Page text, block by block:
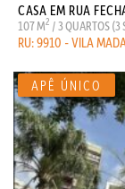
CASA EM RUA
107 M2 / 3 QUARTOS (3
RU: 9910 - VILA